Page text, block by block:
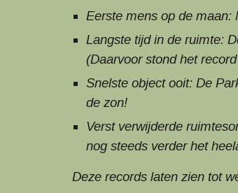
Eerste mens op de maan:
Langste tijd in de ruimte:
(Daarvoor stond het
Snelste object ooit: De
de zon!
Verst verwijderde
nog steeds verder het
Deze records laten zien tot